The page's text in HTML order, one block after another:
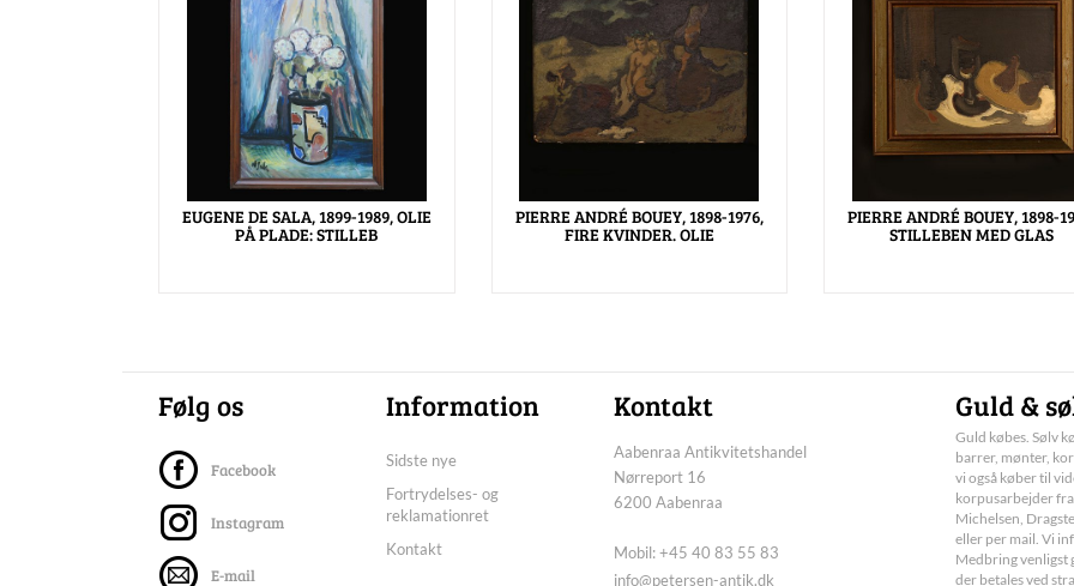
EUGENE DE SALA, 1899-1989, OLIE
PÅ PLADE: STILLEB
PIERRE ANDRÉ BOUEY, 1898-1976,
FIRE KVINDER. OLIE
PIERRE ANDRÉ BOUEY, 1898-
STILLEBEN MED GLAS
Følg os
Facebook
Instagram
E-mail
Information
Sidste nye
Fortrydelses- og
reklamationret
Kontakt
Kontakt
Aabenraa Antikvitetshandel
Nørreport 16
6200 Aabenraa
Mobil: +45 40 83 55 83
info@petersen-antik.dk
Guld &
Guld købes. Sølv
barrer, mønter,
vi også køber til
korpusarbejder fra
Michelsen,
eller per mail. Vi
Medbring venligst
der betales ved